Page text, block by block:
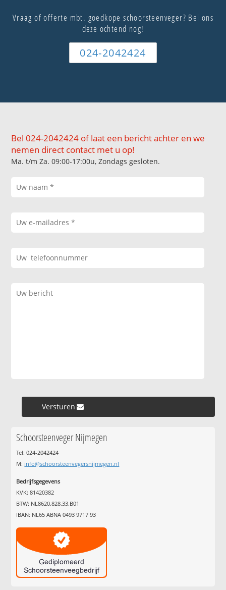
Vraag of offerte mbt. goedkope schoorsteenveger? Bel ons
deze ochtend nog!
024-2042424
Bel 024-2042424 of laat een bericht achter en we
nemen direct contact met u op!
Ma. t/m Za. 09:00-17:00u, Zondags gesloten.
Versturen »
Schoorsteenveger Nijmegen
Tel: 024-2042424
M: info@schoorsteenvegersnijmegen.nl
Bedrijfsgegevens
KVK: 81420382
BTW: NL8620.828.33.B01
IBAN: NL65 ABNA 0493 9717 93